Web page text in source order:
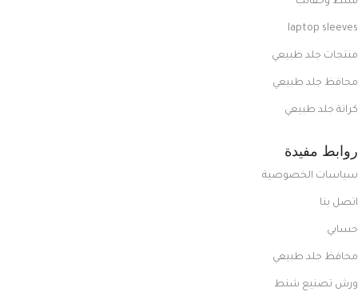
laptop sleeves
منتجات جلد طبيعي
محافظ جلد طبيعي
كراتة جلد طبيعي
روابط مفيدة
سياسات الخصوصية
اتصل بنا
حسابي
محافظ جلد طبيعي
ورش تصنيع شنط